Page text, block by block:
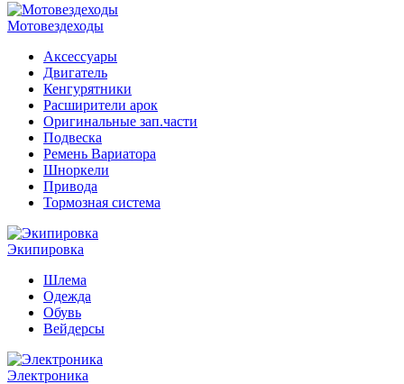
Мотовездеходы
Аксессуары
Двигатель
Кенгурятники
Расширители арок
Оригинальные зап.части
Подвеска
Ремень Вариатора
Шноркели
Привода
Тормозная система
Экипировка
Шлема
Одежда
Обувь
Вейдерсы
Электроника